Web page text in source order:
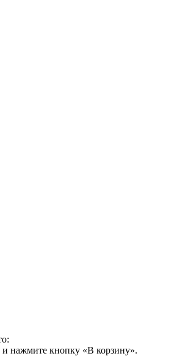
нажмите кнопку «В корзину».